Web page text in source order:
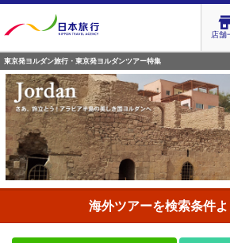
店舗
東京発ヨルダン旅行・東京発ヨルダンツアー特集
海外ツアーを検索条件